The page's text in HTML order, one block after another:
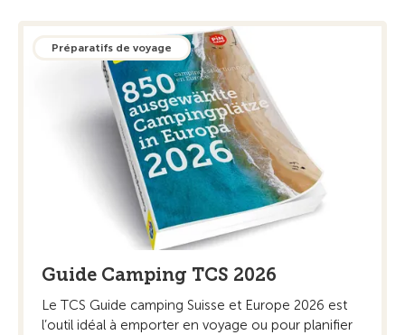
Préparatifs de voyage
Guide Camping TCS 2026
Le TCS Guide camping Suisse et Europe 2026 est
l’outil idéal à emporter en voyage ou pour planifier